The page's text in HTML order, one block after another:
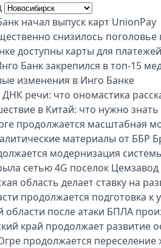
начал выпуск карт UnionPay
снизилось поголовье
доступны карты для
Банк закрепился в топ-15
изменения в Инго Банке
речи: что ономастика
в Китай: что нужно
продолжается масштабная
материалы от ББР
модернизация
сетью 4G поселок Цемзавод
область делает ставку на
продолжается подготовка
области после атаки БПЛА
край продолжает развитие
продолжается